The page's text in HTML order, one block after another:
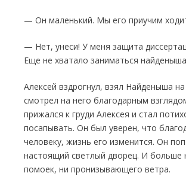
— Он маленький. Мы его приучим
— Нет, унеси! У меня защита
Еще не хватало заниматься
Алексей вздрогнул, взял Найденыша
смотрел на него благодарным
прижался к груди Алексея и стал
посапывать. Он был уверен, что
человеку, жизнь его изменит­ся. Он
настоящий светлый дворец. И больше
помоек, ни пронизывающего ветра.